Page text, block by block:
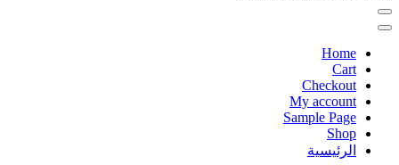
Home
Cart
Checkout
My account
Sample Page
Shop
الرئيسية